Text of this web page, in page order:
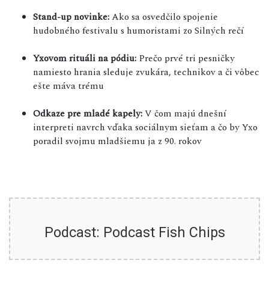
Stand-up novinke:Ako sa osvedčilo spojenie
hudobného festivalu s humoristami zo Silných rečí
Yxovom rituáli na pódiu: Prečo prvé tri pesničky
namiesto hrania sleduje zvukára, technikov a či vôbec
ešte máva trému
Odkaze pre mladé kapely:V čom majú dnešní
interpreti navrch vďaka sociálnym sieťam a čo by Yxo
poradil svojmu mladšiemu ja z 90. rokov
Podcast: Podcast Fish Chips